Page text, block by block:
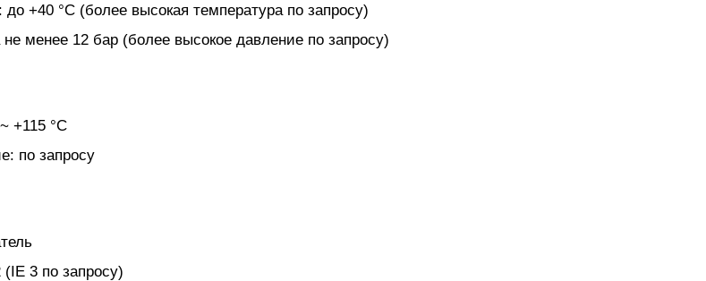
+40 °С (более высокая температура по запросу)
менее 12 бар (более высокое давление по запросу)
+115 °С
по запросу
3 по запросу)